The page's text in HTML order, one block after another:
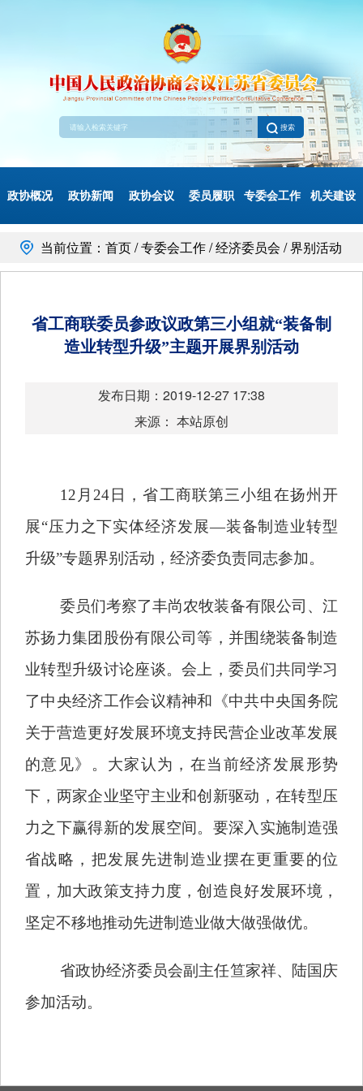
搜索
政协概况 政协新闻 政协会议 委员履职 专委会工作 机关建设
当前位置：首页 / 专委会工作 / 经济委员会 / 界别活动
省工商联委员参政议政第三小组就“装备制
造业转型升级”主题开展界别活动
发布日期：2019-12-27 17:38
来源： 本站原创
12月24日，省工商联第三小组在扬州开
展“压力之下实体经济发展—装备制造业转型
升级”专题界别活动，经济委负责同志参加。
委员们考察了丰尚农牧装备有限公司、江
苏扬力集团股份有限公司等，并围绕装备制造
业转型升级讨论座谈。会上，委员们共同学习
了中央经济工作会议精神和《中共中央国务院
关于营造更好发展环境支持民营企业改革发展
的意见》。大家认为，在当前经济发展形势
下，两家企业坚守主业和创新驱动，在转型压
力之下赢得新的发展空间。要深入实施制造强
省战略，把发展先进制造业摆在更重要的位
置，加大政策支持力度，创造良好发展环境，
坚定不移地推动先进制造业做大做强做优。
省政协经济委员会副主任笪家祥、陆国庆
参加活动。